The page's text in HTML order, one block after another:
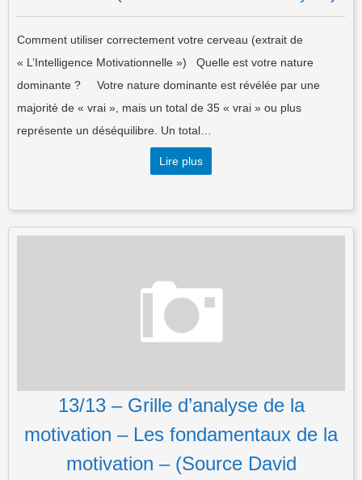
Comment utiliser correctement votre cerveau (extrait de
« L’Intelligence Motivationnelle ») Quelle est votre nature
dominante ? Votre nature dominante est révélée par une
majorité de « vrai », mais un total de 35 « vrai » ou plus
représente un déséquilibre. Un total…
Lire plus
13/13 – Grille d’analyse de la
motivation – Les fondamentaux de la
motivation – (Source David